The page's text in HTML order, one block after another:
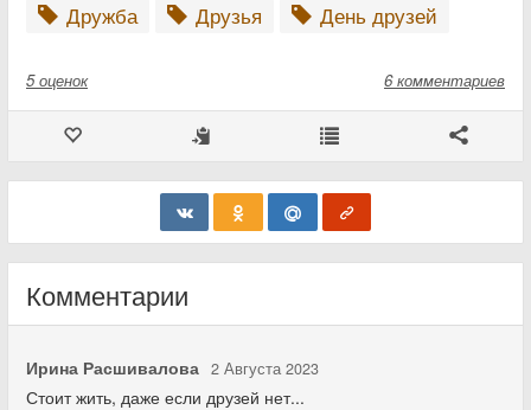
Дружба Друзья День друзей
5 оценок 6 комментариев
Комментарии
Ирина Расшивалова 2 Августа 2023
Стоит жить, даже если друзей нет...